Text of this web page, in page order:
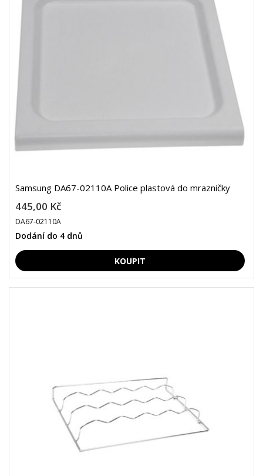
Samsung DA67-02110A Police plastová do mrazničky
445,00 Kč
DA67-02110A
Dodání do 4 dnů